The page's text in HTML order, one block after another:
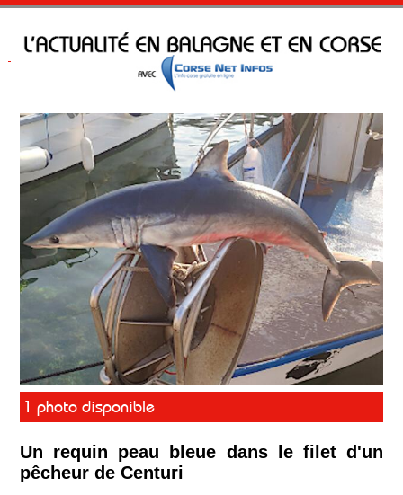
1 photo disponible
Un requin peau bleue dans le filet d'un
pêcheur de Centuri